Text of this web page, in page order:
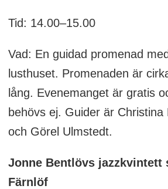
Tid: 14.00–15.00
Vad: En guidad promenad
lusthuset. Promenaden är
lång. Evenemanget är gratis
behövs ej. Guider är Christina
och Görel Ulmstedt.
Jonne Bentlövs jazzkvintett
Färnlöf